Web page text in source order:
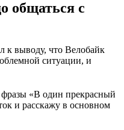
общаться с
к выводу, что Велобайк
ситуации, и
фразы «В один прекрасный
и расскажу в основном